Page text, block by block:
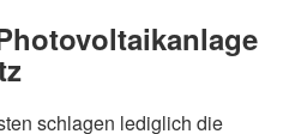
schlagen lediglich die